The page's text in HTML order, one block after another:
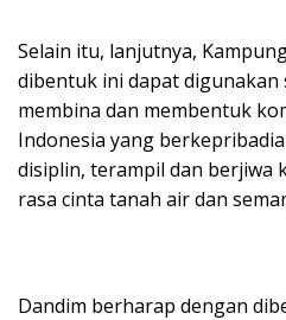
Selain itu, lanjutnya,
dibentuk ini dapat digunakan
membina dan membentuk
Indonesia yang
disiplin, terampil dan berjiwa
rasa cinta tanah air dan
Dandim berharap dengan